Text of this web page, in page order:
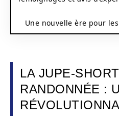
Une nouvelle ère pour
LA JUPE-
RANDONNÉE :